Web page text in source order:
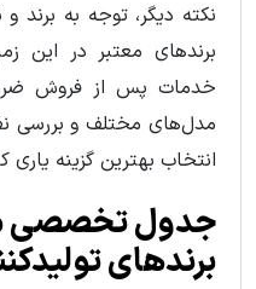
نکته دیگر، توجه به برند
برندهای معتبر در این
خدمات پس از فروش
مدل‌های مختلف و بررسی
انتخاب بهترین گزینه یاری
جدول تخصصی
برندهای